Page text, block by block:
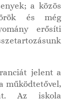
a közös
és még
erősíti
jelent a
működtetővel,
Az iskola